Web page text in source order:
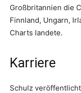
Großbritannien die
Finnland, Ungarn,
Charts landete.
Karriere
Schulz